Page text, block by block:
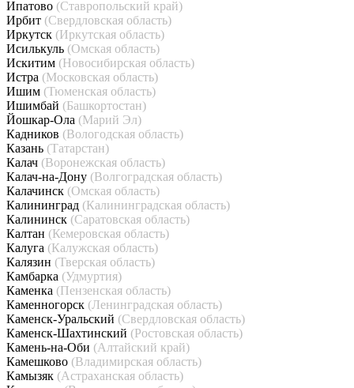
Ипатово (Ставропольский край)
Ирбит (Свердловская область)
Иркутск (Иркутская область)
Исилькуль (Омская область)
Искитим (Новосибирская область)
Истра (Московская область)
Ишим (Тюменская область)
Ишимбай (Башкортостан)
Йошкар-Ола (Марий Эл)
Кадников (Вологодская область)
Казань (Татарстан)
Калач (Воронежская область)
Калач-на-Дону (Волгоградская область)
Калачинск (Омская область)
Калининград (Калининградская область)
Калининск (Саратовская область)
Калтан (Кемеровская область)
Калуга (Калужская область)
Калязин (Тверская область)
Камбарка (Удмуртия)
Каменка (Пензенская область)
Каменногорск (Ленинградская область)
Каменск-Уральский (Свердловская область)
Каменск-Шахтинский (Ростовская область)
Камень-на-Оби (Алтайский край)
Камешково (Владимирская область)
Камызяк (Астраханская область)